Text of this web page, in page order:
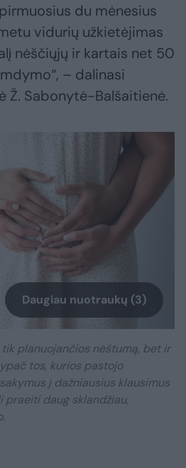
du mėnesius
vidurių užkietėjimas
nėščiųjų ir kartais net 50
– dalinasi
Ž. Sabonytė-Balšaitienė.
Daugiau nuotraukų (3)
planuojančios nėštumą, bet ir
tos, kurios pastojo
į dažniausius klausimus
daug sklandžiau,